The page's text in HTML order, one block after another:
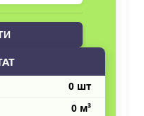
0 шт
0 м³